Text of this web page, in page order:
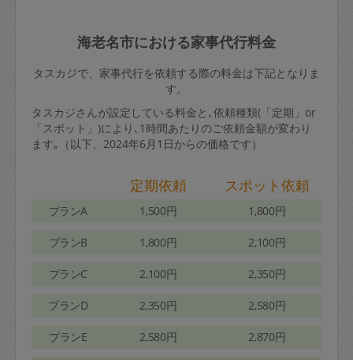
海老名市における家事代行料金
タスカジで、家事代行を依頼する際の料金は下記となりま
す。
タスカジさんが設定している料金と､依頼種類(「定期」or
「スポット」)により､1時間あたりのご依頼金額が変わり
ます｡（以下、2024年6月1日からの価格です）
定期依頼 スポット依頼
プランA 1,500円 1,800円
プランB 1,800円 2,100円
プランC 2,100円 2,350円
プランD 2,350円 2,580円
プランE 2,580円 2,870円